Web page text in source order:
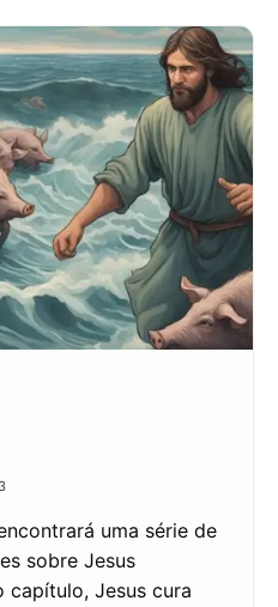
uma série de
sobre Jesus
capítulo, Jesus cura